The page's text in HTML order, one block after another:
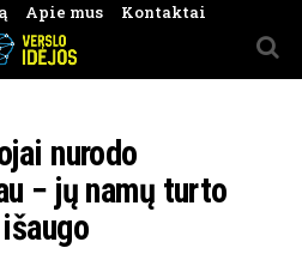
Apie mus Kontaktai
nurodo
− jų namų turto